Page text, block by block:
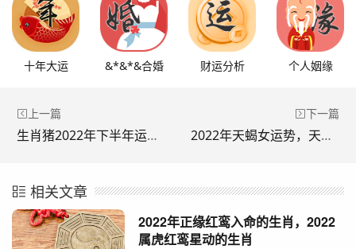
十年大运 &*&*&合婚 财运分析 个人姻缘
上一篇
生肖猪2022年下半年运势，2022年属猪运势完整版
下一篇
2022年天蝎女运势，天蝎2022 到2023未来三年运势
相关文章
2022年正缘红鸾入命的生肖，2022
属虎红鸾星动的生肖